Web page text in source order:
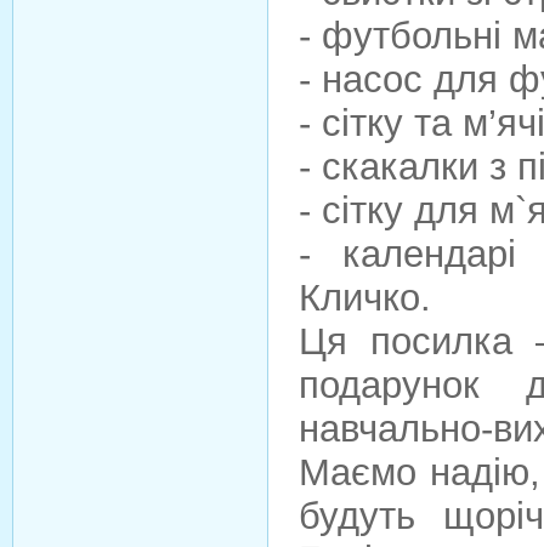
- футбольні
- насос для
- сітку та
- скакалки з
- сітку для
- календарі
Кличко.
Ця посилка
подарунок
навчально-
Маємо
будуть